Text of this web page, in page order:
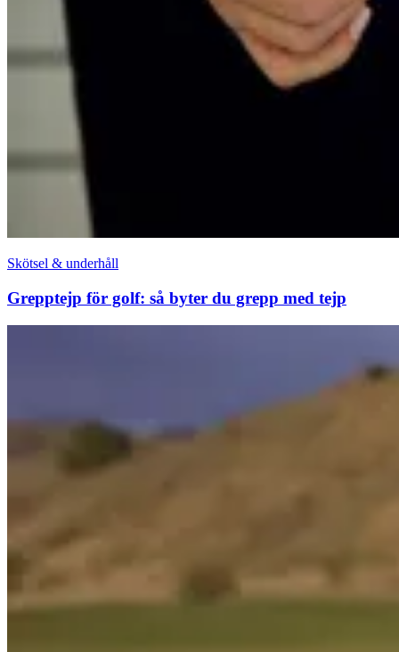
Skötsel & underhåll
Grepptejp för golf: så byter du grepp med tejp